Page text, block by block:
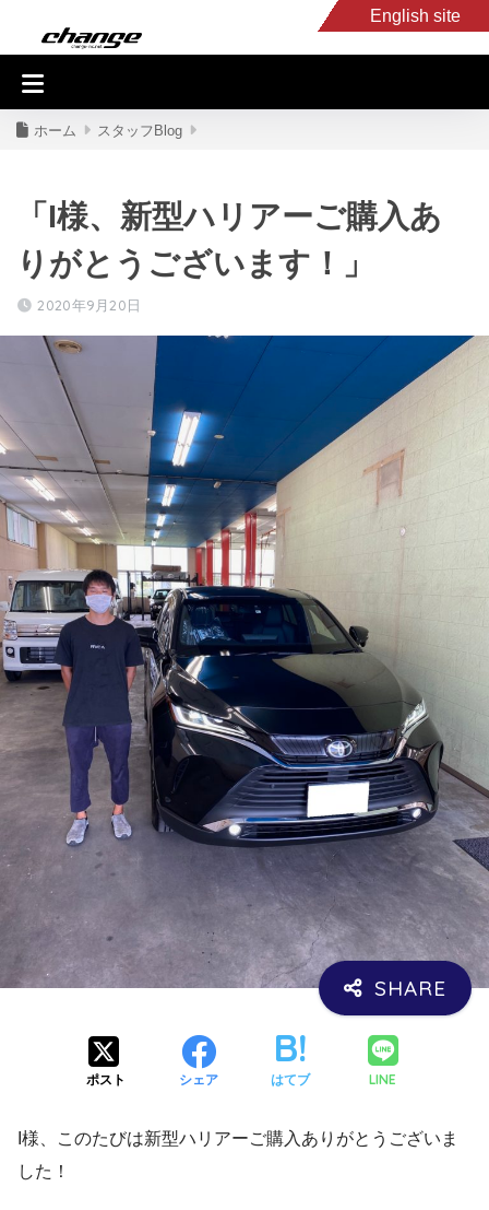
English site
入庫車情報
ホーム スタッフBlog
「I様、新型ハリアーご購入あ
りがとうございます！」
2020年9月20日
ポスト シェア はてブ LINE
I様、このたびは新型ハリアーご購入ありがとうございま
した！